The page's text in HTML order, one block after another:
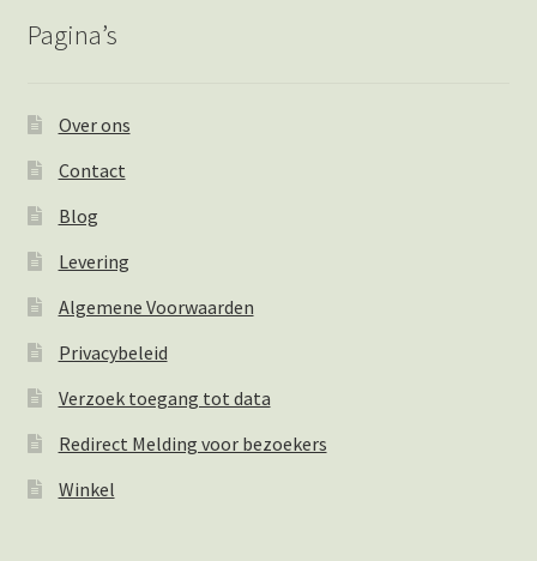
Pagina’s
Over ons
Contact
Blog
Levering
Algemene Voorwaarden
Privacybeleid
Verzoek toegang tot data
Redirect Melding voor bezoekers
Winkel